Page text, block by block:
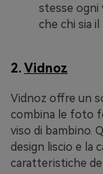
stesse
che chi sia
2.Vidnoz
Vidnoz offre un
combina le foto
viso di bambino.
design liscio e la
caratteristiche